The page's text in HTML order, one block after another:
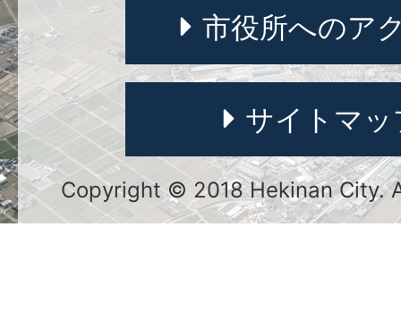
市役所へのア
サイトマッ
Copyright © 2018 Hekinan City.